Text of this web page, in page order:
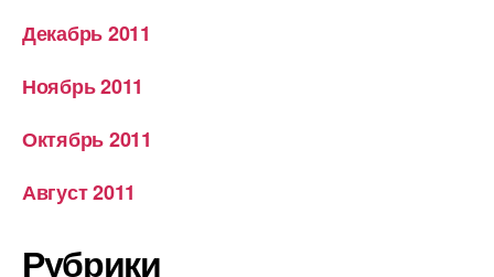
Декабрь 2011
Ноябрь 2011
Октябрь 2011
Август 2011
Рубрики